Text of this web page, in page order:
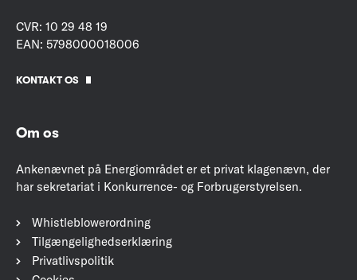
CVR: 10 29 48 19
EAN: 5798000018006
KONTAKT OS
Om os
Ankenævnet på Energiområdet er et privat klagenævn, der
har sekretariat i Konkurrence- og Forbrugerstyrelsen.
Whistleblowerordning
Tilgængelighedserklæring
Privatlivspolitik